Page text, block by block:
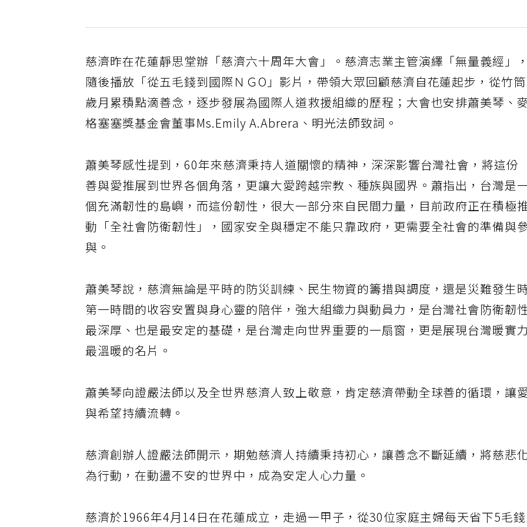
慈濟昨在花蓮靜思堂辦「慈濟六十周年大會」。慈濟志業主管演繹「無量義經」，
隨後播放「從五毛錢到國際ＮＧO」影片，帶領大眾回顧慈濟自花蓮起步，從竹筒
歲月累積點滴善念，逐步發展為國際人道救援組織的歷程；大會也安排蕭美琴、
格塞塞獎基金會董事Ms.Emily A.Abrera、明光法師致詞。
蕭美琴感性提到，60年來慈濟秉持人道關懷的精神，深深影響台灣社會，將這份
善與愛推展到世界各個角落，更讓大愛跨越宗教、種族與國界。蕭指出，台灣是一
個充滿韌性的島嶼，而這份韌性，很大一部分來自民間力量，目前政府正在積極
動「全社會防衛韌性」，國家安全與穩定不能只靠政府，更需要全社會的準備與
與。
蕭美琴說，慈濟無論是平時的防災訓練、民生物資的籌措與調度，還是災難發生時
第一時間的收容安置與身心靈的陪伴，強大組織力與動員力，是台灣社會防衛韌
最深厚、也是最安定的基礎，是台灣走向世界重要的一扇窗，更是展現台灣暖實力
最溫暖的名片。
蕭美琴向證嚴法師以及全世界慈濟人致上敬意，肯定慈濟帶動全球善的循環，讓
與希望持續流轉。
慈濟創辦人證嚴法師開示，期勉慈濟人持續秉持初心，讓善念不斷延續，將慈悲化
為行動，在動盪不安的世界中，成為安定人心力量。